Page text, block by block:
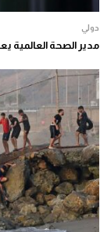
دولي
مدير الصحة العالمية